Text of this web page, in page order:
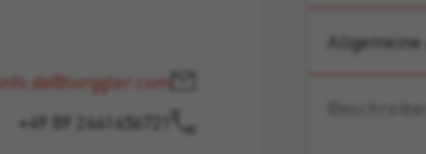
info.de@torggler.com
+49 89 2441456721